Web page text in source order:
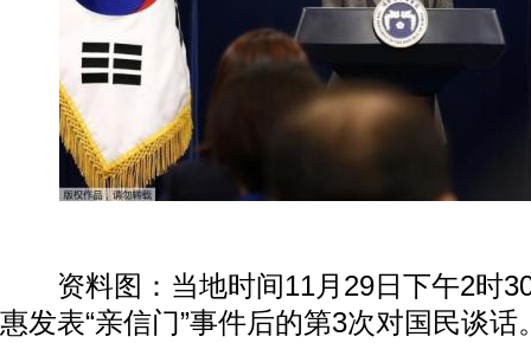
资料图：当地时间11月29日下午2时
惠发表“亲信门”事件后的第3次对国民谈话